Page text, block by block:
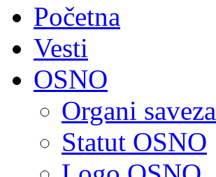
Početna
Vesti
OSNO
Organi saveza
Statut OSNO